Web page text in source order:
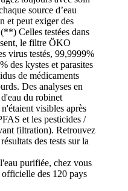
source d’eau
et peut exiger des
Celles testées dans
le filtre ÖKO
virus testés, 99,9999%
des kystes et parasites
de médicaments
Des analyses en
du robinet
visibles après
et les pesticides /
filtration). Retrouvez
des tests sur la
purifiée, chez vous
des 120 pays